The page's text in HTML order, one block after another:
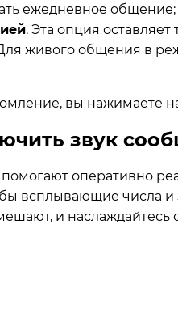
ежедневное общение;
. Эта опция
живого общения в
вы нажимаете
звук
оперативно
всплывающие числа и
и